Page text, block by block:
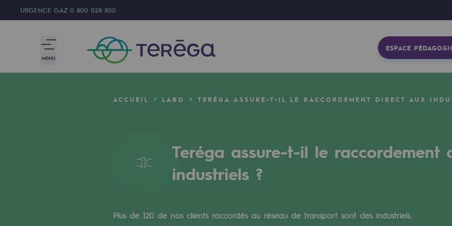
URGENCE GAZ 0 800 028 800
MENU
ESPACE
Accélérateur de la transition énergétique
ACCUEIL LABO TERÉGA ASSURE-T-IL LE RACCORDEMENT DIRECT AUX
Teréga assure-t-il le raccordement
industriels ?
Plus de 120 de nos clients raccordés au réseau de transport sont des industriels.